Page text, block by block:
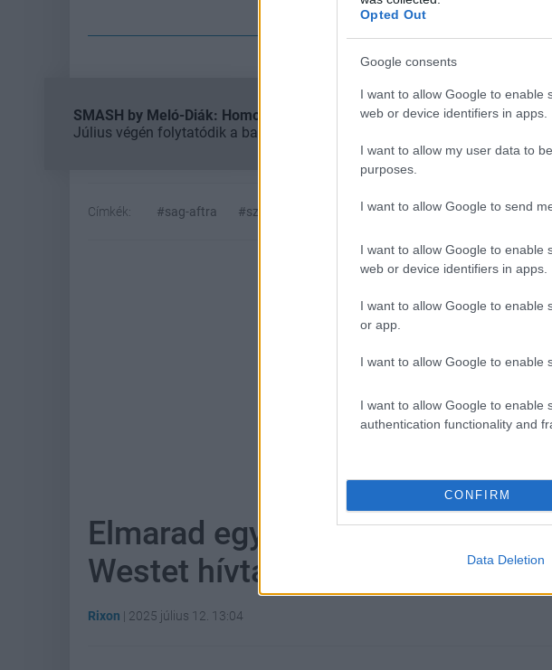
Opted Out
Google consents
I want to allow Google to enable
web or device identifiers in apps.
I want to allow my user data to
purposes.
I want to allow Google to send
I want to allow Google to enable
web or device identifiers in apps.
I want to allow Google to enable
or app.
I want to allow Google to enable
I want to allow Google to enable
authentication functionality and
CONFIRM
Data Deletion
SMASH by Meló-Diák: Homok, zene és a nyár legjobb hangulata – Jön a
Július végén folytatódik a balatoni strandröplabda-sorozat.
Címkék: #sag-aftra #szinkronszínész #sztrájk #ai #mesterséges
Elmarad egy szlovák fesztivál,
Westet hívták fellépni
Rixon | 2025 július 12. 13:04